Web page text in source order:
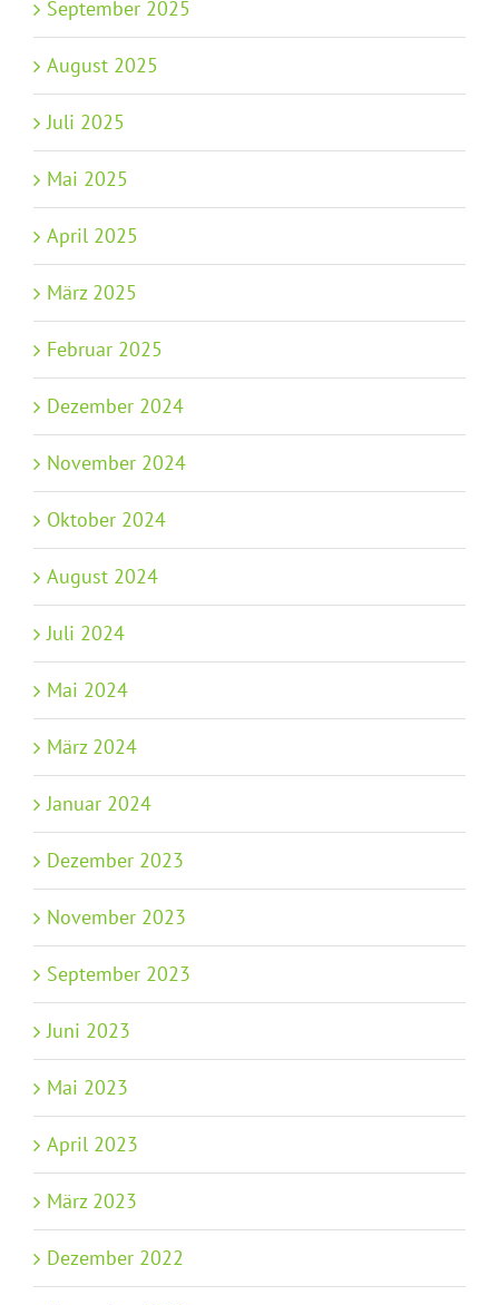
September 2025
August 2025
Juli 2025
Mai 2025
April 2025
März 2025
Februar 2025
Dezember 2024
November 2024
Oktober 2024
August 2024
Juli 2024
Mai 2024
März 2024
Januar 2024
Dezember 2023
November 2023
September 2023
Juni 2023
Mai 2023
April 2023
März 2023
Dezember 2022